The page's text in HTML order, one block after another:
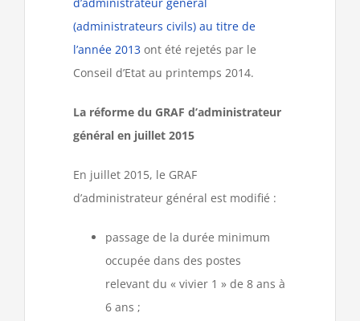
(administrateurs civils) au titre de
l’année 2013 ont été rejetés par le
Conseil d’Etat au printemps 2014.
La réforme du GRAF d’administrateur
général en juillet 2015
En juillet 2015, le GRAF
d’administrateur général est modifié :
passage de la durée minimum
occupée dans des postes
relevant du « vivier 1 » de 8 ans à
6 ans ;